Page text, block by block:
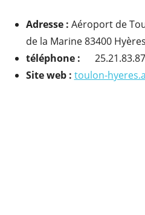
Adresse : Aéroport de
de la Marine 83400
téléphone : 25.21.83.87
Site web : toulon-